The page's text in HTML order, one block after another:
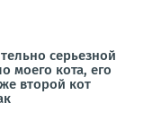
серьезной
моего кота, его
второй кот